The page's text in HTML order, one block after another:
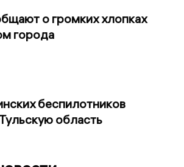
о громких хлопках
города
беспилотников
область